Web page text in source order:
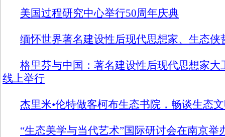
美国过程研究中心举行50周年庆典
缅怀世界著名建设性后现代思想家、生态侠
格里芬与中国：著名建设性后现代思想家大
线上举行
杰里米•伦特做客柯布生态书院，畅谈生态
“生态美学与当代艺术”国际研讨会在南京举